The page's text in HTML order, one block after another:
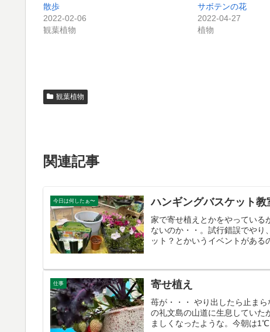
散歩
2022-02-06
観葉植物
サボテンの花
2022-04-27
植物
観葉植物
関連記事
今日は何したぁ〜 ハンギングバスケット教
家で寄せ植えとかをやっている
ないのか・・。試行錯誤でやり
ット？とかいうイベントがある
仕事 寄せ植え
苺が・・・ やり出したら止ま
の礼文島の山道に生息していた
ましくなったような。今朝は